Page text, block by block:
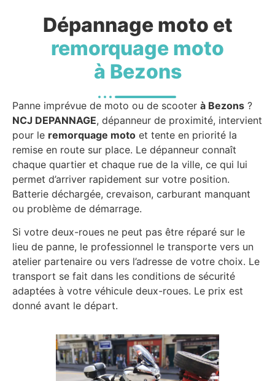
Dépannage moto et
remorquage moto
à Bezons
Panne imprévue de moto ou de scooter à Bezons ?
NCJ DEPANNAGE, dépanneur de proximité, intervient
pour le remorquage moto et tente en priorité la
remise en route sur place. Le dépanneur connaît
chaque quartier et chaque rue de la ville, ce qui lui
permet d’arriver rapidement sur votre position.
Batterie déchargée, crevaison, carburant manquant
ou problème de démarrage.
Si votre deux-roues ne peut pas être réparé sur le
lieu de panne, le professionnel le transporte vers un
atelier partenaire ou vers l’adresse de votre choix. Le
transport se fait dans les conditions de sécurité
adaptées à votre véhicule deux-roues. Le prix est
donné avant le départ.